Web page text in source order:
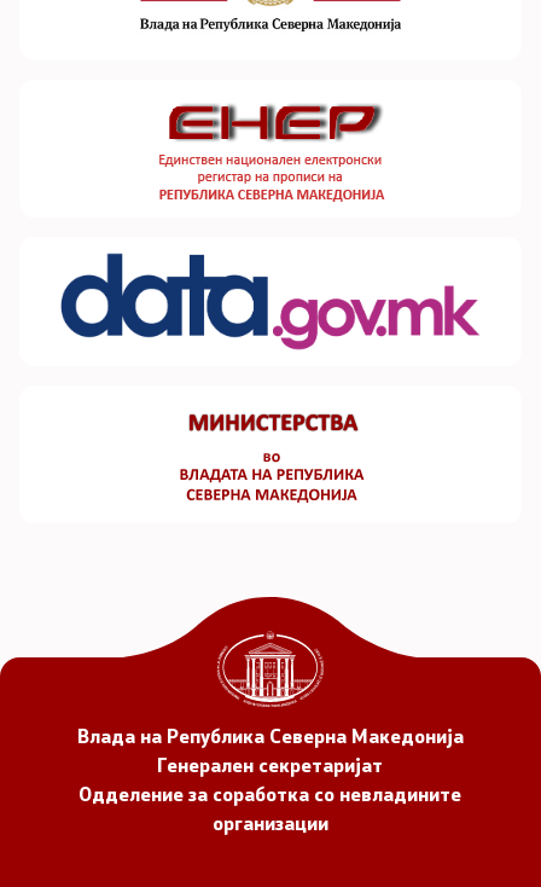
Влада на Република Северна Македонија
Генерален секретаријат
Одделение за соработка со невладините
организации